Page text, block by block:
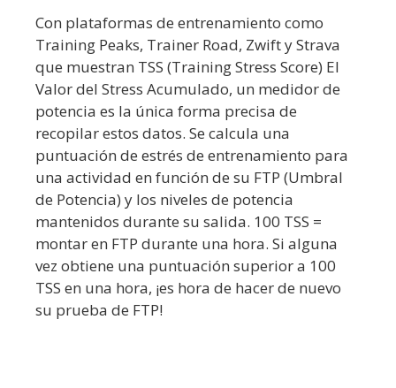
Con plataformas de entrenamiento como
Training Peaks, Trainer Road, Zwift y Strava
que muestran TSS (Training Stress Score) El
Valor del Stress Acumulado, un medidor de
potencia es la única forma precisa de
recopilar estos datos. Se calcula una
puntuación de estrés de entrenamiento para
una actividad en función de su FTP (Umbral
de Potencia) y los niveles de potencia
mantenidos durante su salida. 100 TSS =
montar en FTP durante una hora. Si alguna
vez obtiene una puntuación superior a 100
TSS en una hora, ¡es hora de hacer de nuevo
su prueba de FTP!